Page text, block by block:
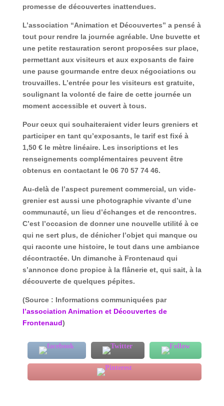
promesse de découvertes inattendues.
L’association “Animation et Découvertes” a pensé à
tout pour rendre la journée agréable. Une buvette et
une petite restauration seront proposées sur place,
permettant aux visiteurs et aux exposants de faire
une pause gourmande entre deux négociations ou
trouvailles. L’entrée pour les visiteurs est gratuite,
soulignant la volonté de faire de cette journée un
moment accessible et ouvert à tous.
Pour ceux qui souhaiteraient vider leurs greniers et
participer en tant qu’exposants, le tarif est fixé à
1,50 € le mètre linéaire. Les inscriptions et les
renseignements complémentaires peuvent être
obtenus en contactant le 06 70 57 74 46.
Au-delà de l’aspect purement commercial, un vide-
grenier est aussi une photographie vivante d’une
communauté, un lieu d’échanges et de rencontres.
C’est l’occasion de donner une nouvelle utilité à ce
qui ne sert plus, de dénicher l’objet qui manque ou
qui raconte une histoire, le tout dans une ambiance
décontractée. Un dimanche à Frontenaud qui
s’annonce donc propice à la flânerie et, qui sait, à la
découverte de quelques pépites.
(Source : Informations communiquées par
l’association Animation et Découvertes de
Frontenaud)